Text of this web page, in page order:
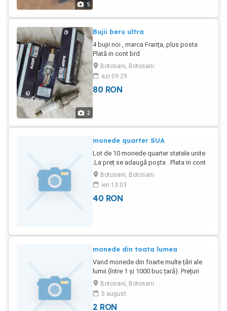
5
2
Bujii beru ultra
4 bujii noi , marca Franța, plus posta
Plată in cont brd
Botosani, Botosani
azi 09:29
80 RON
monede quarter SUA
Lot de 10 monede quarter statele unite
.La preț se adaugă poșta . Plata in cont
BRD, in avans LA CERERE POZE
Botosani, Botosani
ieri 13:03
40 RON
monede din toata lumea
Vand monede din foarte multe țări ale
lumii (între 1 și 1000 buc țară). Prețuri
începând de la 1,50 lei buc. Cei
interesati să lase mesaj cu tara
,valoarea, anul, monetaria, varianta
dorită. Lista de mai jos poate varia de la
Botosani, Botosani
5 august
2 RON